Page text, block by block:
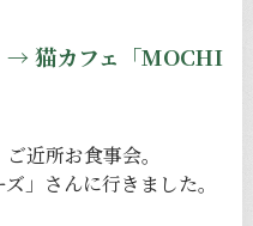
→ 猫カフェ「MOCHI
近所お食事会。
」さんに行きました。